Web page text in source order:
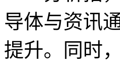
导体与资讯
提升。同时